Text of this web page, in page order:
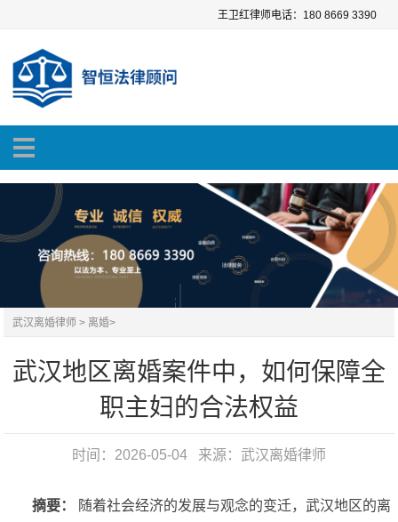
王卫红律师电话：180 8669 3390
武汉离婚律师 > 离婚>
武汉地区离婚案件中，如何保障全
职主妇的合法权益
时间：2026-05-04 来源： 武汉离婚律师
摘要：
随着社会经济的发展与观念的变迁，武汉地区的离